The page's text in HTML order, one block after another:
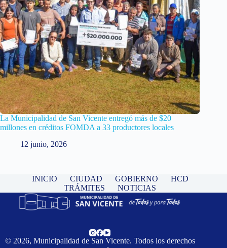
La Municipalidad de San Vicente entregó más de $20
millones en créditos FOMDA a 33 productores locales
12 junio, 2026
INICIO CIUDAD GOBIERNO
HCD
TRÁMITES
NOTICIAS
© 2026, Municipalidad de San Vicente. Todos los derechos